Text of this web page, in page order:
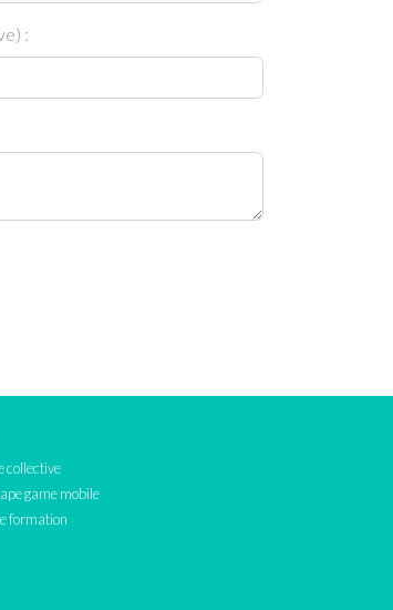
:
collective
game mobile
formation